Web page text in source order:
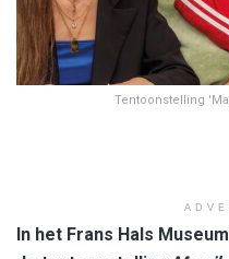
Tentoonstelling
In het Frans Hals